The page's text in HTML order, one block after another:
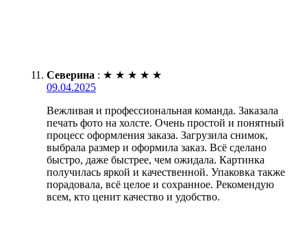
Северина : ★ ★ ★ ★ ★
09.04.2025
Вежливая и профессиональная команда. Заказала
печать фото на холсте. Очень простой и понятный
процесс оформления заказа. Загрузила снимок,
выбрала размер и оформила заказ. Всё сделано
быстро, даже быстрее, чем ожидала. Картинка
получилась яркой и качественной. Упаковка также
порадовала, всё целое и сохранное. Рекомендую
всем, кто ценит качество и удобство.